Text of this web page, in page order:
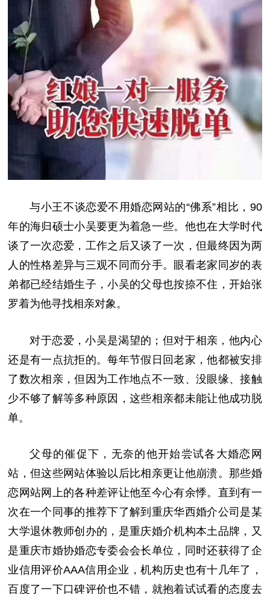
与小王不谈恋爱不用婚恋网站的“佛系”相比，90
年的海归硕士小吴要更为着急一些。他也在大学时代
谈了一次恋爱，工作之后又谈了一次，但最终因为两
人的性格差异与三观不同而分手。眼看老家同岁的表
弟都已经结婚生子，小吴的父母也按捺不住，开始张
罗着为他寻找相亲对象。
对于恋爱，小吴是渴望的；但对于相亲，他内心
还是有一点抗拒的。每年节假日回老家，他都被安排
了数次相亲，但因为工作地点不一致、没眼缘、接触
少不够了解等多种原因，这些相亲都未能让他成功脱
单。
父母的催促下，无奈的他开始尝试各大婚恋网
站，但这些网站体验以后比相亲更让他崩溃。那些婚
恋网站网上的各种差评让他至今心有余悸。直到有一
次在一个同事的推荐下了解到重庆华西婚介公司是某
大学退休教师创办的，是重庆婚介机构本土品牌，又
是重庆市婚协婚恋专委会会长单位，同时还获得了企
业信用评价AAA信用企业，机构历史也有十几年了，
百度了一下口碑评价也不错，就抱着试试看的态度去